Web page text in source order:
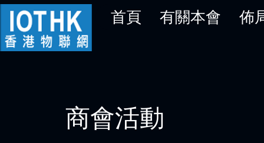
首頁 有關本會 佈
商會活動